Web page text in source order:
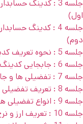
جلسه 3 : کدینگ
اول)
جلسه 4 : کدینگ
دوم)
جلسه 5 : نحوه تعریف کدینگ حسابداری
جلسه 6 : جابجایی کدینگ در حسابداری
جلسه 7 : تفضیلی ها و جایگاه آنها در کدینگ حسابداری
جلسه 8 : تعریف تفضیلی ها و ارتباط آنها با حسابهای معین
جلسه 9 : انواع تفضیلی ها و ارتباط آنها با حساب معین
جلسه 10 : تعریف ارز و نرخ عملیاتی ارز